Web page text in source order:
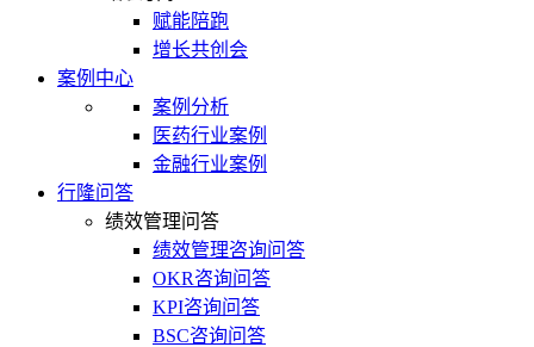
赋能陪跑
增长共创会
案例中心
案例分析
医药行业案例
金融行业案例
行隆问答
绩效管理问答
绩效管理咨询问答
OKR咨询问答
KPI咨询问答
BSC咨询问答